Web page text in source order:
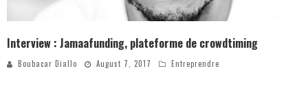
Interview : Jamaafunding, plateforme de crowdtiming
Boubacar Diallo August 7, 2017 Entreprendre